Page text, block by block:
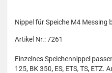
Nippel für Speiche M4 Messing
Artikel Nr.: 7261
Einzelnes Speichennippel
125, BK 350, ES, ETS, TS, ETZ.